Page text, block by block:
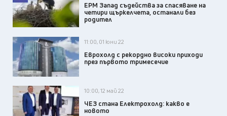
ЕРМ Запад съдейства за спасяване на
четири щъркелчета, останали без
родител
11:00, 01 юни 22
Еврохолд с рекордно високи приходи
през първото тримесечие
10:00, 12 май 22
ЧЕЗ стана Електрохолд: какво е
новото